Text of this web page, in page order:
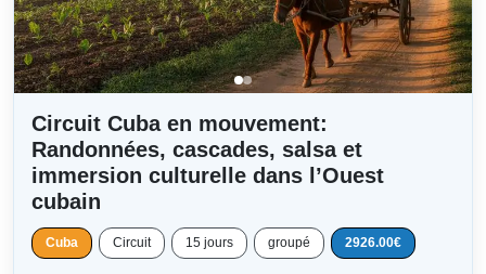
Circuit Cuba en mouvement:
Randonnées, cascades, salsa et
immersion culturelle dans l’Ouest
cubain
Cuba Circuit 15 jours groupé 2926.00€